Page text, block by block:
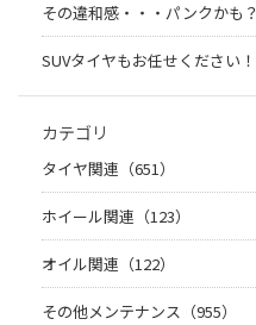
その違和感・・・パンクかも？
SUVタイヤもお任せください！
カテゴリ
タイヤ関連（651）
ホイール関連（123）
オイル関連（122）
その他メンテナンス（955）